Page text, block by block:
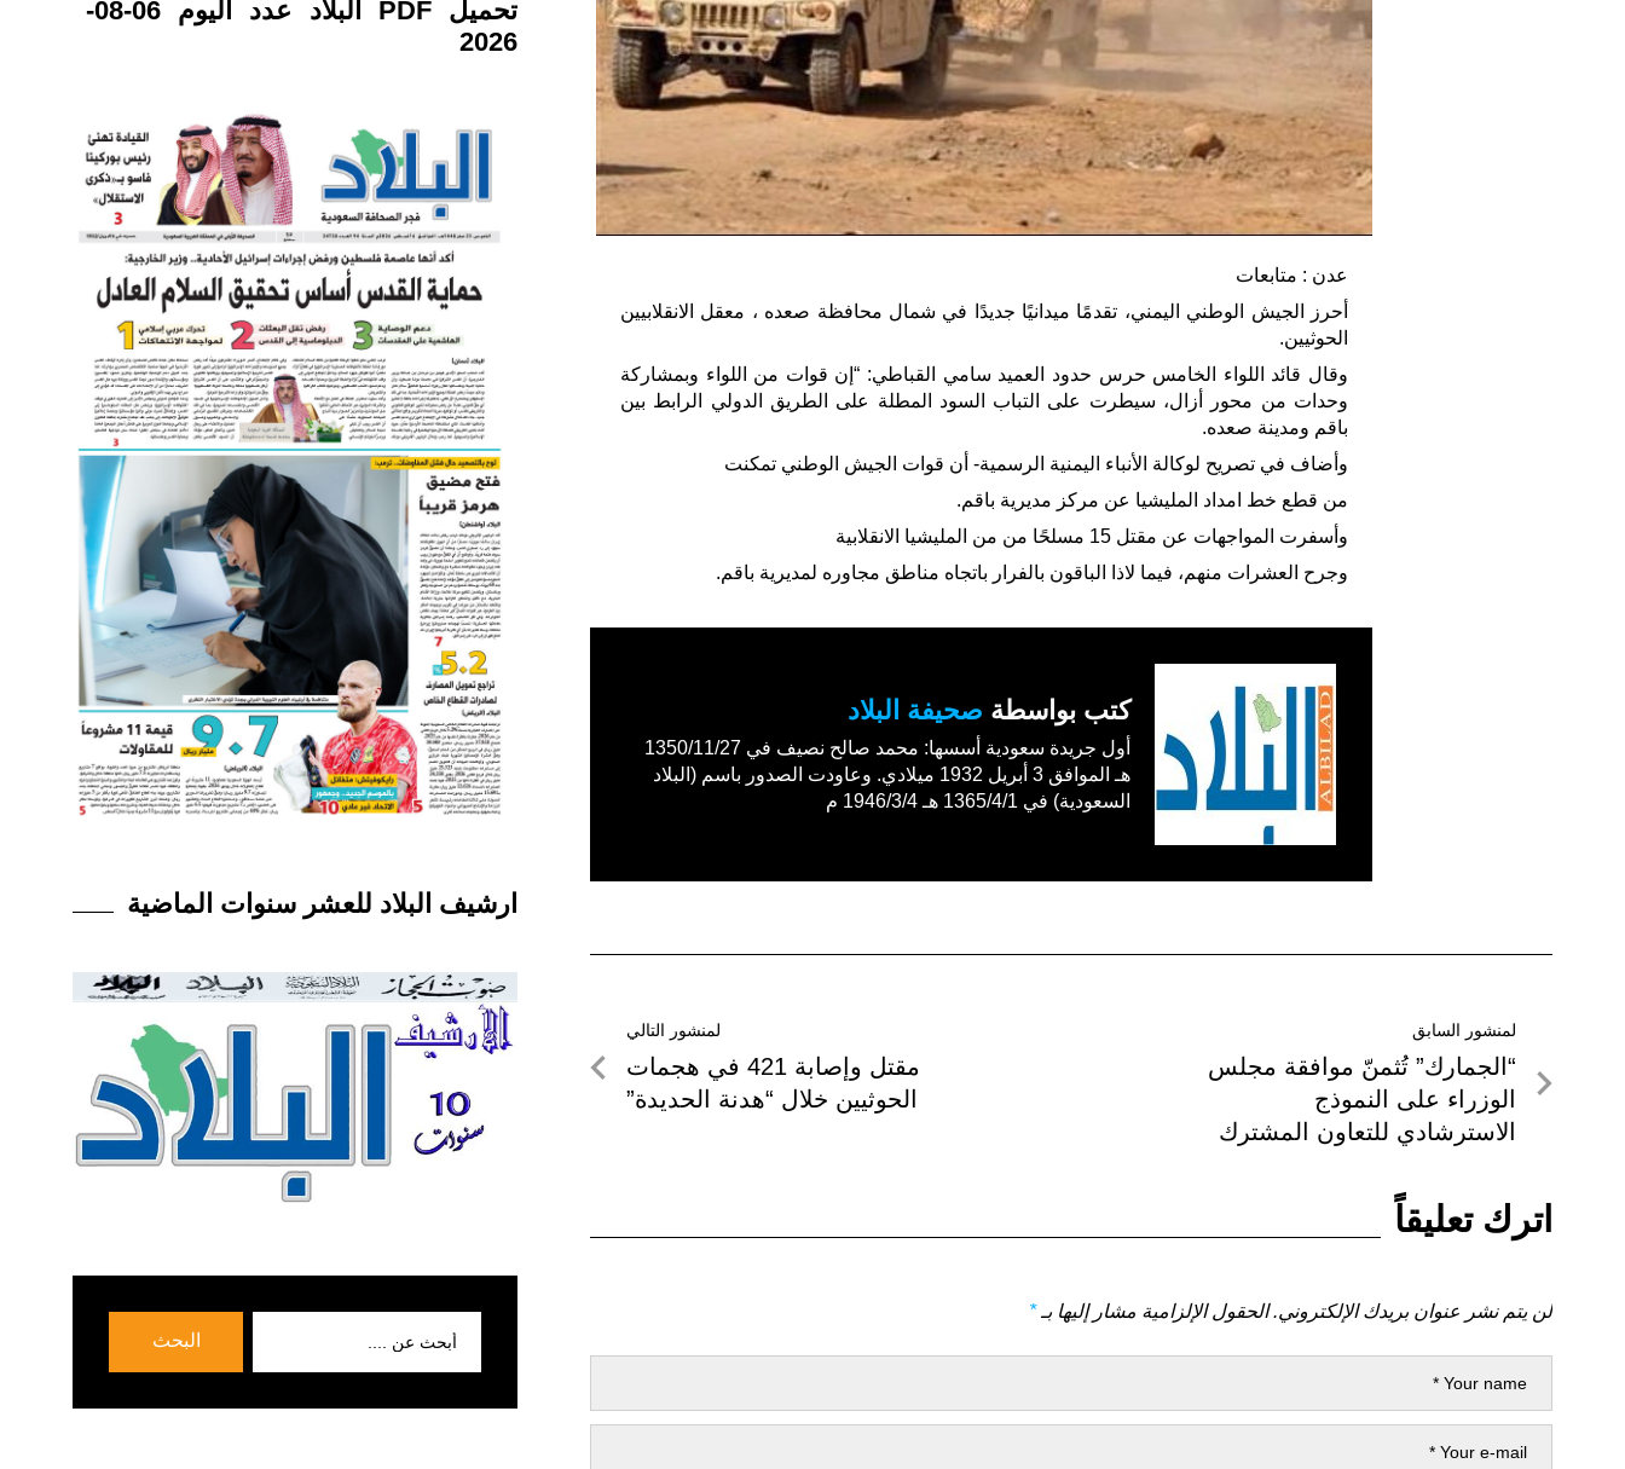
عدن : متابعات
أحرز الجيش الوطني اليمني، تقدمًا ميدانيًا جديدًا في شمال محافظة صعده ، معقل الانقلابيين
الحوثيين.
وقال قائد اللواء الخامس حرس حدود العميد سامي القباطي: “إن قوات من اللواء وبمشاركة
وحدات من محور أزال، سيطرت على التباب السود المطلة على الطريق الدولي الرابط بين
باقم ومدينة صعده.
وأضاف في تصريح لوكالة الأنباء اليمنية الرسمية- أن قوات الجيش الوطني تمكنت
من قطع خط امداد المليشيا عن مركز مديرية باقم.
وأسفرت المواجهات عن مقتل 15 مسلحًا من من المليشيا الانقلابية
وجرح العشرات منهم، فيما لاذا الباقون بالفرار باتجاه مناطق مجاوره لمديرية باقم.
كتب بواسطة صحيفة البلاد
أول جريدة سعودية أسسها: محمد صالح نصيف في 1350/11/27
هـ الموافق 3 أبريل 1932 ميلادي. وعاودت الصدور باسم (البلاد
السعودية) في 1365/4/1 هـ 1946/3/4 م
تصفّح
المقالات
لمنشور السابق
لمنشور
السابق
“الجمارك” تُثمنّ موافقة مجلس
الوزراء على النموذج
الاسترشادي للتعاون المشترك
لمنشور التالي
لمنشور
التالي
مقتل وإصابة 421 في هجمات
الحوثيين خلال “هدنة الحديدة”
اترك تعليقاً
لن يتم نشر عنوان بريدك الإلكتروني. الحقول الإلزامية مشار إليها بـ*
تحميل PDF البلاد عدد اليوم 06-08-
2026
ارشيف البلاد للعشر سنوات الماضية
البحث